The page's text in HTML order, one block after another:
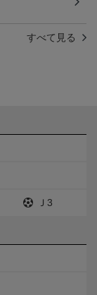
すべて見る
Ｊ3